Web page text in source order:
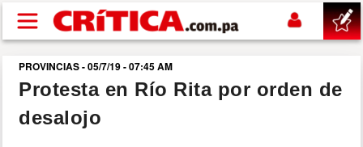
Pasar al contenido principal
buscar
SUCESOS
PROVINCIAS - 05/7/19 - 07:45 AM
Protesta en Río Rita por orden de
desalojo